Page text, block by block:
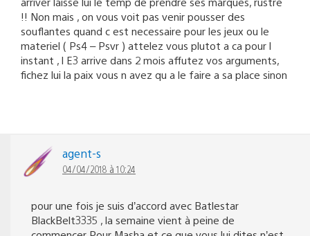
!! Non mais , on vous voit pas venir pousser des
souflantes quand c est necessaire pour les jeux ou le
materiel ( Ps4 – Psvr ) attelez vous plutot a ca pour l
instant , l E3 arrive dans 2 mois affutez vos arguments,
fichez lui la paix vous n avez qu a le faire a sa place sinon
agent-s
04/04/2018 à 10:24
pour une fois je suis d’accord avec Batlestar
BlackBelt3335 , la semaine vient à peine de